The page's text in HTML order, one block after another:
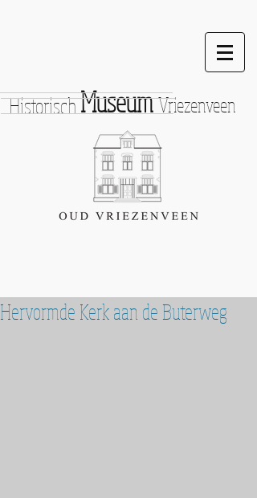
HistorischMuseumVriezenveen
Hervormde Kerk aan de Buterweg